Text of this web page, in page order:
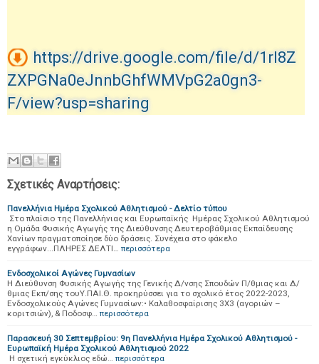
https://drive.google.com/file/d/1rI8Z
ZXPGNa0eJnnbGhfWMVpG2a0gn3-
F/view?usp=sharing
Σχετικές Αναρτήσεις:
Πανελλήνια Ημέρα Σχολικού Αθλητισμού - Δελτίο τύπου
Στο πλαίσιο της Πανελλήνιας και Ευρωπαϊκής Ημέρας Σχολικού Αθλητισμού
η Ομάδα Φυσικής Αγωγής της Διεύθυνσης Δευτεροβάθμιας Εκπαίδευσης
Χανίων πραγματοποίησε δύο δράσεις. Συνέχεια στο φάκελο
εγγράφων...ΠΛΗΡΕΣ ΔΕΛΤΙ… περισσότερα
Ενδοσχολικοί Αγώνες Γυμνασίων
Η Διεύθυνση Φυσικής Αγωγής της Γενικής Δ/νσης Σπουδών Π/θμιας και Δ/
θμιας Εκπ/σης τουΥ.ΠΑΙ.Θ. προκηρύσσει για το σχολικό έτος 2022-2023,
Ενδοσχολικούς Αγώνες Γυμνασίων:• Καλαθοσφαίρισης 3Χ3 (αγοριών –
κοριτσιών), & Ποδοσφ… περισσότερα
Παρασκευή 30 Σεπτεμβρίου: 9η Πανελλήνια Ημέρα Σχολικού Αθλητισμού -
Ευρωπαϊκή Ημέρα Σχολικού Αθλητισμού 2022
Η σχετική εγκύκλιος εδώ… περισσότερα